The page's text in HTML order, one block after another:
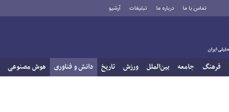
تماس با ما درباره ما تبلیغات آرشیو
فرهنگ جامعه بین‌الملل ورزش تاریخ دانش و فناوری هوش مصنوعی